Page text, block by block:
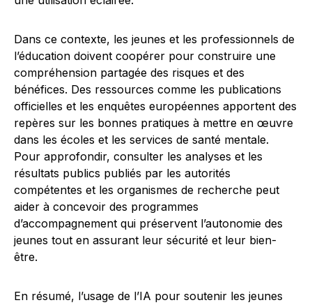
Dans ce contexte, les jeunes et les professionnels de
l’éducation doivent coopérer pour construire une
compréhension partagée des risques et des
bénéfices. Des ressources comme les publications
officielles et les enquêtes européennes apportent des
repères sur les bonnes pratiques à mettre en œuvre
dans les écoles et les services de santé mentale.
Pour approfondir, consulter les analyses et les
résultats publics publiés par les autorités
compétentes et les organismes de recherche peut
aider à concevoir des programmes
d’accompagnement qui préservent l’autonomie des
jeunes tout en assurant leur sécurité et leur bien-
être.
En résumé, l’usage de l’IA pour soutenir les jeunes